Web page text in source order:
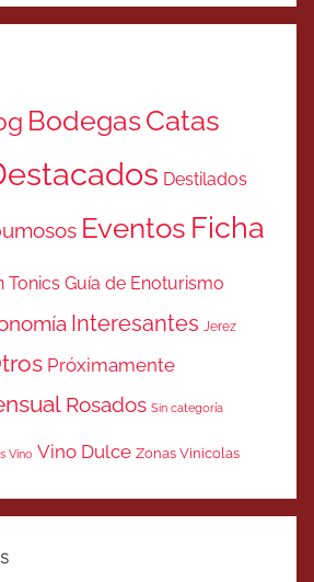
BodegasCatas
Destilados
Eventos Ficha
Tonics Guía de Enoturismo
Interesantes Jerez
Próximamente
Rosados Sin categoría
Vino Vino Dulce Zonas Vinicolas